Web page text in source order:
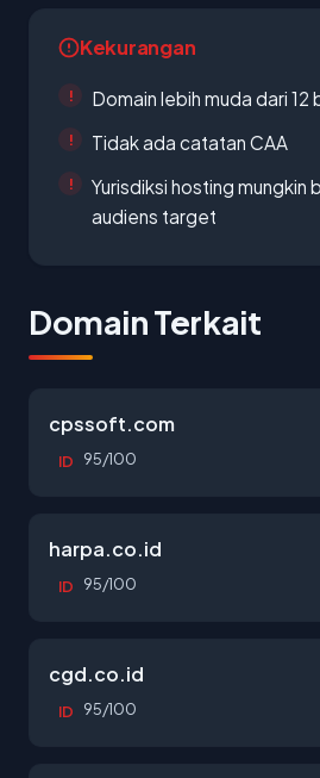
Kekurangan
Domain lebih muda dari 12
Tidak ada catatan CAA
Yurisdiksi hosting mungkin
audiens target
Domain Terkait
cpssoft.com
ID 95/100
harpa.co.id
ID 95/100
cgd.co.id
ID 95/100